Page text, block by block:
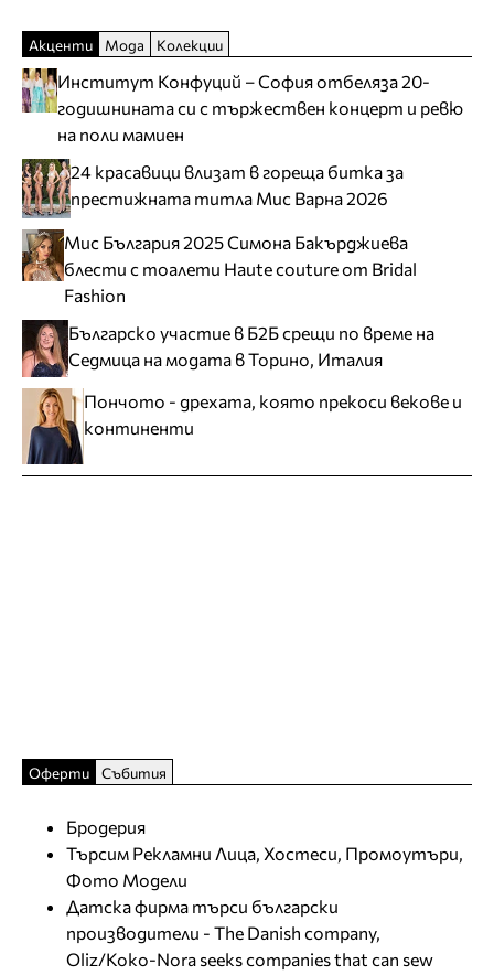
Акценти Мода Колекции
Институт Конфуций – София отбеляза 20-
годишнината си с тържествен концерт и ревю
на поли мамиен
24 красавици влизат в гореща битка за
престижната титла Мис Варна 2026
Мис България 2025 Симона Бакърджиева
блести с тоалети Haute couture от Bridal
Fashion
Българско участие в Б2Б срещи по време на
Седмица на модата в Торино, Италия
Пончото - дрехата, която прекоси векове и
континенти
Оферти Събития
Бродерия
Търсим Рекламни Лица, Хостеси, Промоутъри,
Фото Модели
Датска фирма търси български
производители - The Danish company,
Oliz/Koko-Nora seeks companies that can sew